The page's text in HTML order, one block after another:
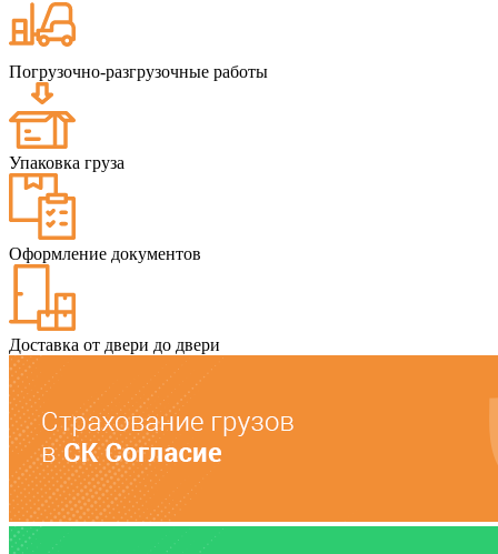
Погрузочно-разгрузочные работы
Упаковка груза
Оформление документов
Доставка от двери до двери